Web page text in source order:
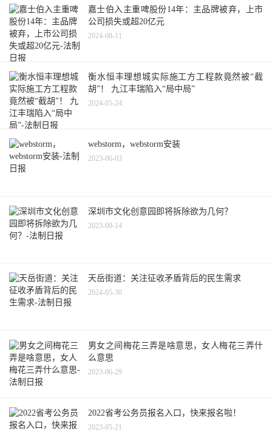
嘉士伯入主重啤股份14年：主品牌被弃，上市
公司损失或超20亿元
2024-08-11
衡水恒丰理想城实际施工方工程款竟然被“截
胡”！ 九江丰瑞陷入“局中局”
2024-05-24
webstorm，webstorm安装
2023-06-03
深圳市文化创意园即将拆除欲为几何？
2023-09-14
天岳街道：关注征收矛盾背后的民生需求
2024-05-30
男女之间梅花三弄是啥意思，女人梅花三弄什
么意思
2023-06-29
2022省考公务员报名入口，快来报名啦！
2023-05-21